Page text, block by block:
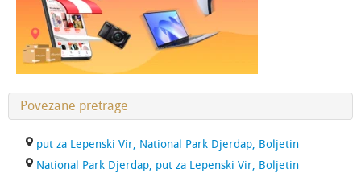
Povezane pretrage
put za Lepenski Vir, National Park Djerdap, Boljetin
National Park Djerdap, put za Lepenski Vir, Boljetin